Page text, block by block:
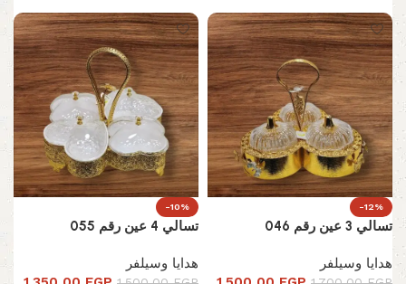
-12%
تسالي 3 عين رقم 046
هدايا وسيلفر
-10%
تسالي 4 عين رقم 055
هدايا وسيلفر